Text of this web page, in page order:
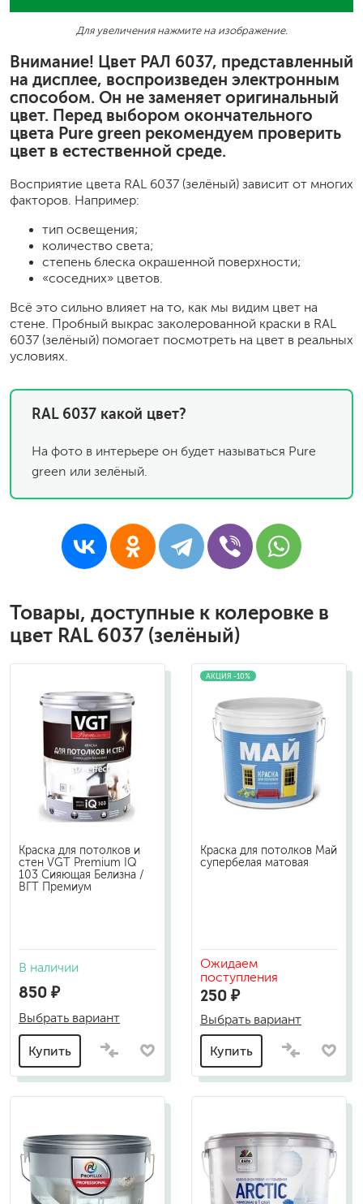
Для увеличения нажмите на изображение.
Внимание! Цвет РАЛ 6037, представленный
на дисплее, воспроизведен электронным
способом. Он не заменяет оригинальный
цвет. Перед выбором окончательного
цвета Pure green рекомендуем проверить
цвет в естественной среде.
Восприятие цвета RAL 6037 (зелёный) зависит от многих
факторов. Например:
тип освещения;
количество света;
степень блеска окрашенной поверхности;
«соседних» цветов.
Всё это сильно влияет на то, как мы видим цвет на
стене. Пробный выкрас заколерованной краски в RAL
6037 (зелёный) помогает посмотреть на цвет в реальных
условиях.
RAL 6037 какой цвет?
На фото в интерьере он будет называться Pure
green или зелёный.
Товары, доступные к колеровке в
цвет RAL 6037 (зелёный)
Краска для потолков и
стен VGT Premium IQ
103 Сияющая Белизна /
ВГТ Премиум
В наличии
850 ₽
Выбрать вариант
Купить
АКЦИЯ -10%
Краска для потолков Май
супербелая матовая
Ожидаем
поступления
250 ₽
Выбрать вариант
Купить